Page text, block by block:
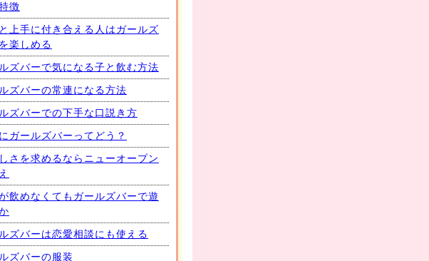
徴
上手に付き合える人はガールズ
楽しめる
ズバーで気になる子と飲む方法
ズバーの常連になる方法
ズバーでの下手な口説き方
ガールズバーってどう？
さを求めるならニューオープン
飲めなくてもガールズバーで遊
ズバーは恋愛相談にも使える
ズバーの服装